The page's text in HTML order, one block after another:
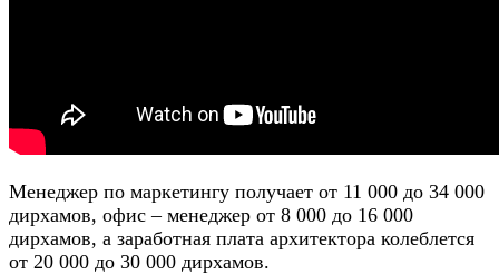
Менеджер по маркетингу получает от 11 000 до 34 000
дирхамов, офис – менеджер от 8 000 до 16 000
дирхамов, а заработная плата архитектора колеблется
от 20 000 до 30 000 дирхамов.